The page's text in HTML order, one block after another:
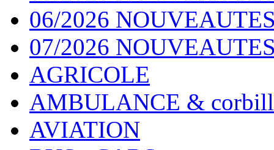
06/2026
07/2026
AGRICOLE
AMBULANCE &
AVIATION